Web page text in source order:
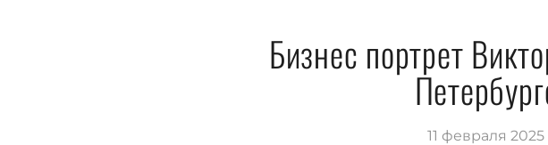
Бизнес портрет
11 февраля 2025